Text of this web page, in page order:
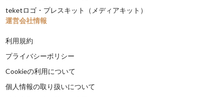
teketロゴ・プレスキット（メディアキット）
運営会社情報
利用規約
プライバシーポリシー
Cookieの利用について
個人情報の取り扱いについて